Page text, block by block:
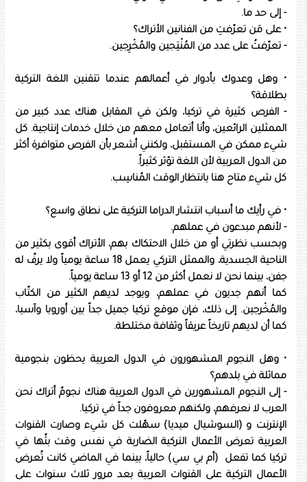
- إلى حد ما.
• على مَن تعرّفتِ من الفنانين الأتراك؟
- تعرّفتُ على عدد من المُنْتِجين والمُخْرِجين.
• وهل وعدوك بأدوار في أعمالهم عندما تتقنين اللغة التركية
بطلاقة؟
- الفرص كثيرة في تركيا، ولكن في المقابل هناك عدد كبير من
الممثلين الرائعين، وأنا أتعامل معهم من خلال خدمات إنتاجية. كل
شيء ممكن في المستقبل، ولكنني أشعر بأن الفرص متوافرة أكثر
من الدول العربية لأن اللغة تؤثر كثيراً.
كل شيء متاح هنا بانتظار الوقت المُناسِب.
• في رأيك ما أسباب انتشار الدراما التركية على نطاق واسع؟
- لأنهم مبدعون في عملهم.
وبحسب نظرتي أو من خلال الاحتكاك بهم، الأتراك أقوى بكثير من
الناحية الجسدية، والممثل التركي يعمل 18 ساعة يومياً ولا يرفّ له
جفن، بينما نحن لا نعمل أكثر من 12 أو 13 ساعة يومياً.
كما أنهم جديون في عملهم، ويوجد لديهم الكثير من الكتّاب
والمُخْرجين. إلى ذلك، فإن موقع تركيا جميل جداً بين أوروبا وآسيا،
كما أن لديهم تاريخاً عريقاً وثقافة مختلطة.
• وهل النجوم المشهورون في الدول العربية يحظون بنجومية
مماثلة في بلدهم؟
- إلى النجوم المشهورين في الدول العربية هناك نجومٌ أتراك نحن
العرب لا نعرفهم، ولكنهم معروفون جداً في تركيا.
الإنترنت و (السوشيال ميديا) سهّلت كل شيء وصارت القنوات
العربية تعرض الأعمال التركية الضاربة في نفس وقت بثّها في
تركيا كما تفعل (أم بي سي) حالياً، بينما في الماضي كانت تُعرض
الأعمال التركية على القنوات العربية بعد مرور ثلاث سنوات على